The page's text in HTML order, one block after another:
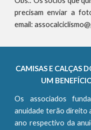
precisam enviar a
email:
CAMISAS E CALÇAS
UM
Os associados
anuidade terão direito
ano respectivo da